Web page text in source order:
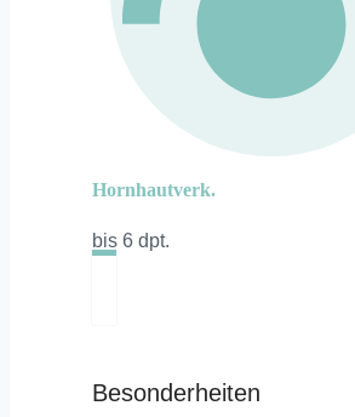
Hornhautverk.
bis 6 dpt.
Besonderheiten